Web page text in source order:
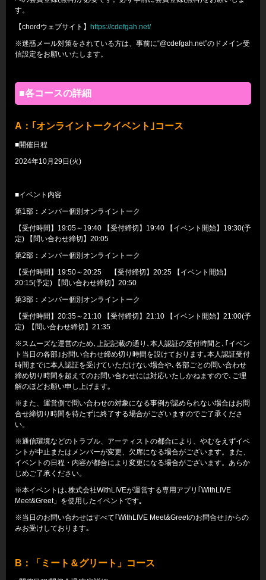
す。
【chordウェブサイト】 https://cdefgah.net/
※迷惑メール対策をされている方は、事前に“@cdefgah.net”のドメイン受
信設定をお願いいたします。
■各コースの詳細
A ：｢オンライントークイベント｣コース
■開催日程
2024年10月29日(火)
■イベント内容
第1部：メンバー個別オンライントーク
【受付時間】19:05～19:40 【受付締切】19:40 【イベント開始】19:30(予
定) 【問い合わせ締切】20:05
第2部：メンバー個別オンライントーク
【受付時間】19:50～20:25 【受付締切】20:25 【イベント開始】
20:15(予定) 【問い合わせ締切】20:50
第3部：メンバー個別オンライントーク
【受付時間】20:35～21:10 【受付締切】21:10 【イベント開始】21:00(予
定) 【問い合わせ締切】21:35
※スムーズな運営のため､上記記載の通り､本人認証の受付時間と､｢イベン
ト当日の各部｣お問い合わせ締め切り時間を設けております｡本人認証受付
時間までに本人認証を受けていただけない場合や､各部ごとの問い合わせ
締め切り時間を超えてのお問い合わせには対応いたしかねますので､ご理
解のほどお願い申し上げます｡
※また、運営側で問い合わせの対象になる事例が認められない場合はお問
合せ締切り時間を待たずに終了する場合がございますのでご了承くださ
い。
※通信環境などのトラブル、アーティストの都合により、やむをえずイベ
ントが中止またはメンバーが変更、欠席になる場合がございます。また、
イベントの日程・内容が都合により変更になる場合がございます。あらか
じめご了承ください。
※本イベントは､株式会社WithLIVEが運営する専用アプリ｢WithLIVE
Meet&Greet」を使用したイベントです｡
※当日のお問い合わせはすべて｢WithLIVE Meet&Greetのお問合せ｣からの
みお受けしております｡
B ：「ミート＆グリート」コース